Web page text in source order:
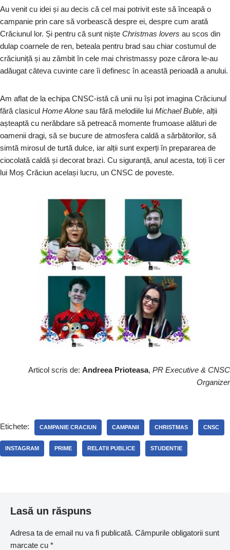
Au venit cu idei și au decis că cel mai potrivit este să înceapă o
campanie prin care să vorbească despre ei, despre cum arată
Crăciunul lor. Și pentru că sunt niște Christmas lovers au scos din
dulap coarnele de ren, beteala pentru brad sau chiar costumul de
crăciuniță și au zâmbit în cele mai christmassy poze cărora le-au
adăugat câteva cuvinte care îi definesc în această perioadă a anului.
Am aflat de la echipa CNSC-istă că unii nu își pot imagina Crăciunul
fără clasicul Home Alone sau fără melodiile lui Michael Buble, alții
așteaptă cu nerăbdare să petreacă momente frumoase alături de
oamenii dragi, să se bucure de atmosfera caldă a sărbătorilor, să
simtă mirosul de turtă dulce, iar alții sunt experți în prepararea de
ciocolată caldă și decorat brazi. Cu siguranță, anul acesta, toți îi cer
lui Moș Crăciun același lucru, un CNSC de poveste.
Articol scris de: Andreea Prioteasa, PR Executive & CNSC
Organizer
Etichete: CAMPANIE CRACIUN CAMPANII CHRISTMAS CNSC
INSTAGRAM PRIME RELATII PUBLICE STUDENTIE
Lasă un răspuns
Adresa ta de email nu va fi publicată. Câmpurile obligatorii sunt
marcate cu *